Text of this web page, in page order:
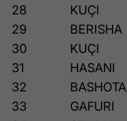
28
KUÇI
29
BERISHA
30
KUÇI
31
HASANI
32
BASHOTA
33
GAFURI